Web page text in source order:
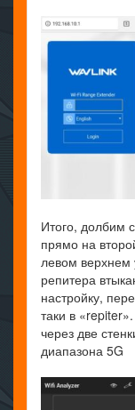
Итого, долбим
прямо на
левом верхнем
репитера
настройку,
таки в
через две
диапазона 5G